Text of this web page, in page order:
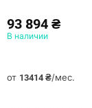
93 894 ₴
В наличии
от 13414 ₴/мес.